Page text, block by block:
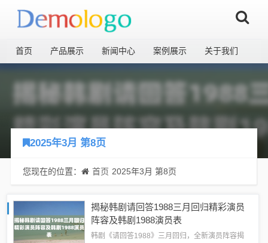
首页 产品展示 新闻中心 案例展示 关于我们
2025年3月 第8页
您现在的位置： 首页 2025年3月 第8页
揭秘韩剧请回答1988三月回归精彩演员
阵容及韩剧1988演员表
韩剧《请回答1988》三月回归，全新演员阵容揭